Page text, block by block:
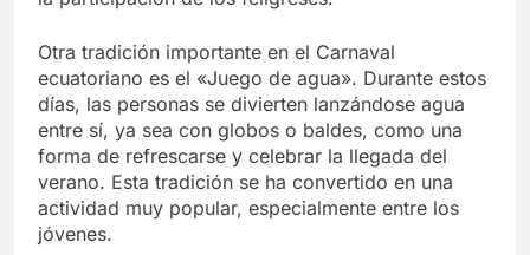
Otra tradición importante en el Carnaval
ecuatoriano es el «Juego de agua». Durante estos
días, las personas se divierten lanzándose agua
entre sí, ya sea con globos o baldes, como una
forma de refrescarse y celebrar la llegada del
verano. Esta tradición se ha convertido en una
actividad muy popular, especialmente entre los
jóvenes.